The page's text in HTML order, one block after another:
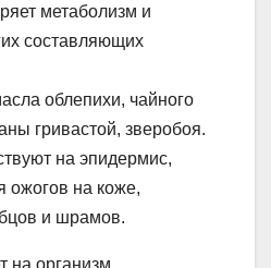
метаболизм и
составляющих
облепихи, чайного
гривастой, зверобоя.
на эпидермис,
ожогов на коже,
и шрамов.